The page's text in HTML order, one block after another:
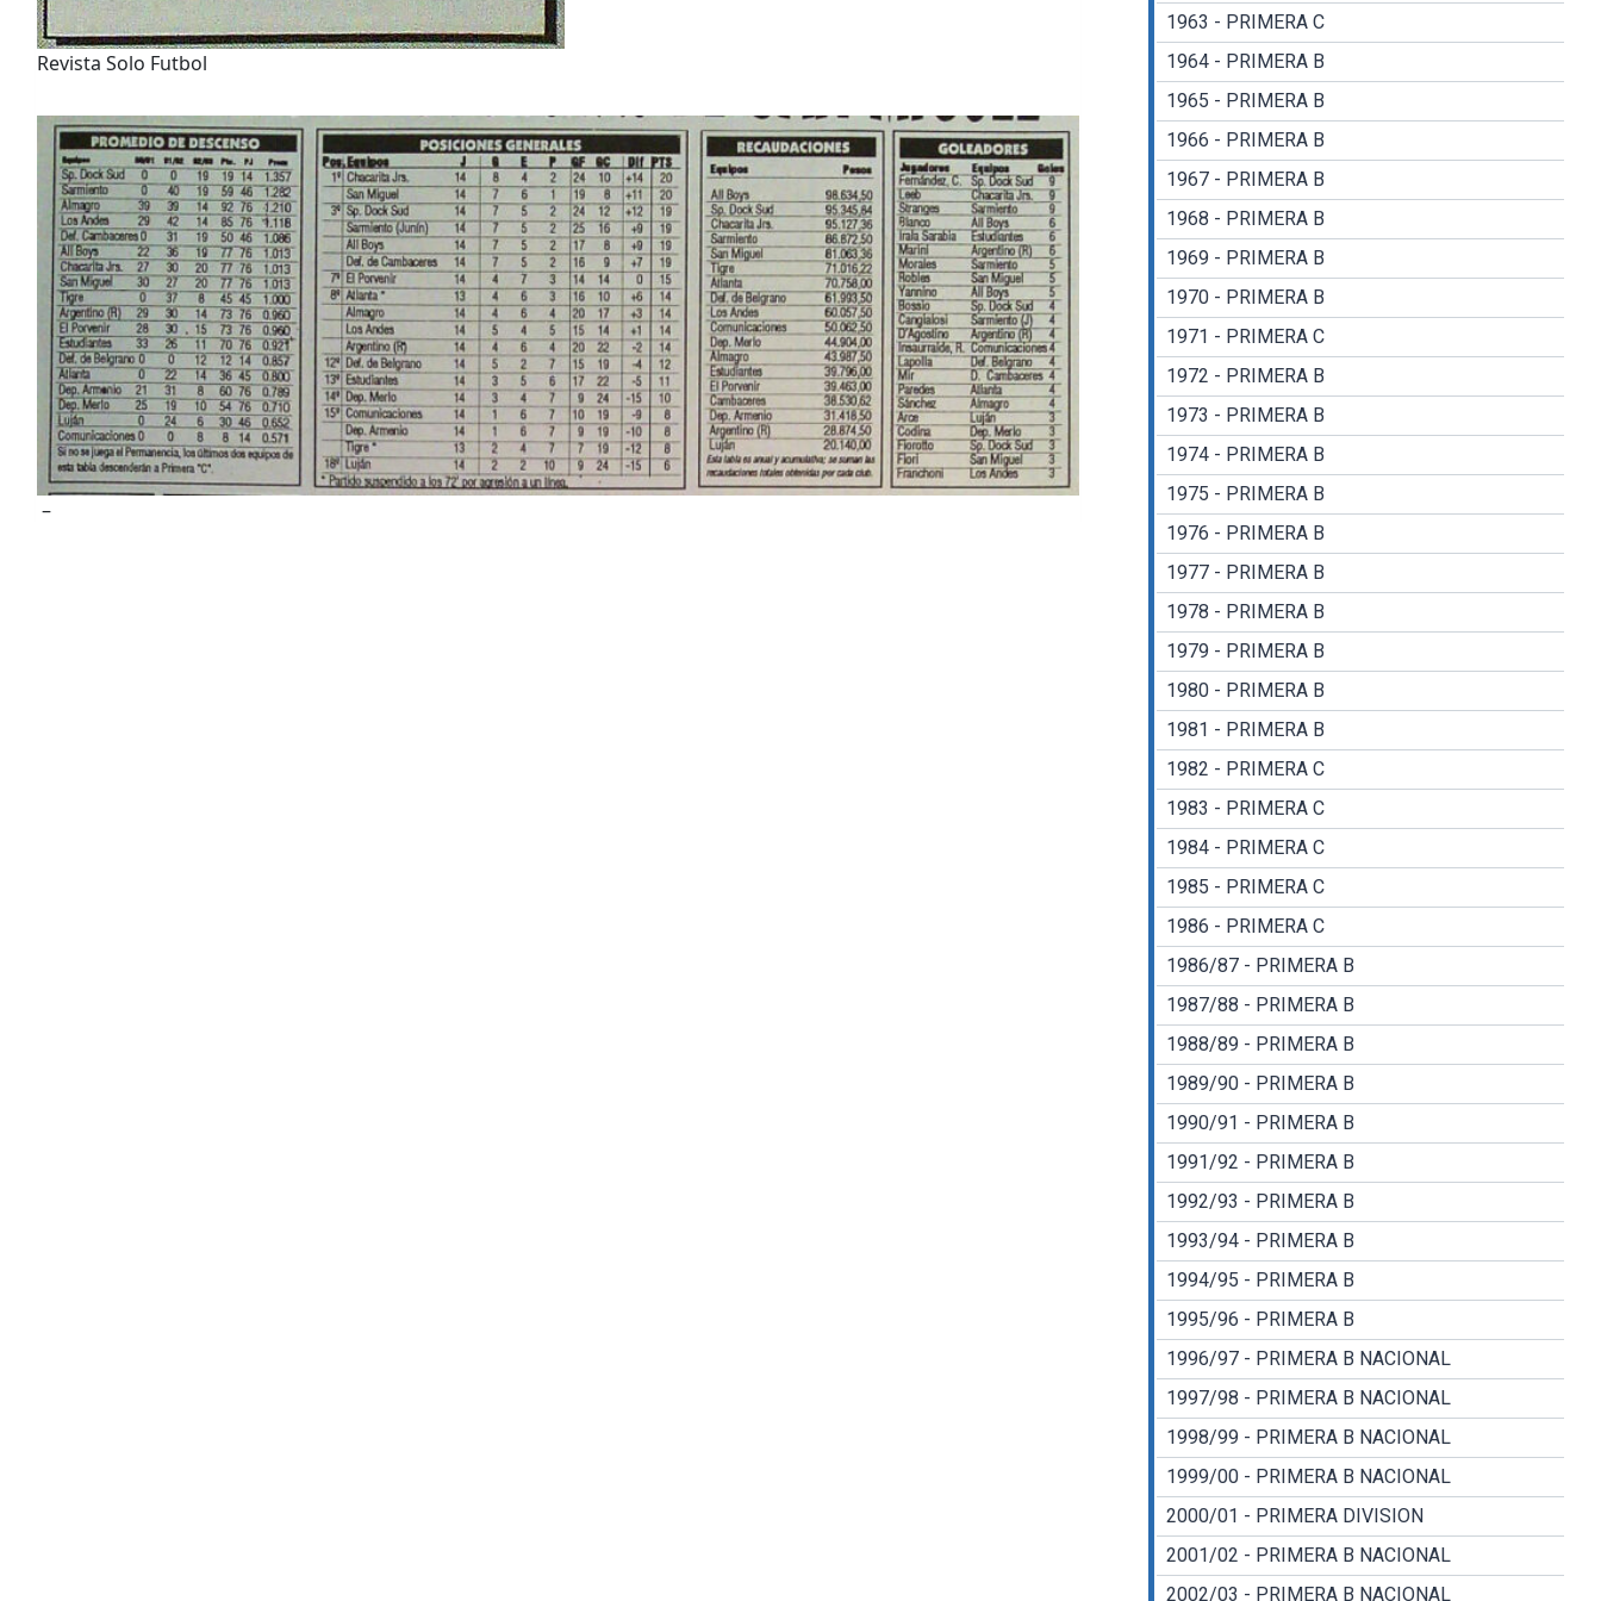
Revista Solo Futbol
–
1963 - PRIMERA C
1964 - PRIMERA B
1965 - PRIMERA B
1966 - PRIMERA B
1967 - PRIMERA B
1968 - PRIMERA B
1969 - PRIMERA B
1970 - PRIMERA B
1971 - PRIMERA C
1972 - PRIMERA B
1973 - PRIMERA B
1974 - PRIMERA B
1975 - PRIMERA B
1976 - PRIMERA B
1977 - PRIMERA B
1978 - PRIMERA B
1979 - PRIMERA B
1980 - PRIMERA B
1981 - PRIMERA B
1982 - PRIMERA C
1983 - PRIMERA C
1984 - PRIMERA C
1985 - PRIMERA C
1986 - PRIMERA C
1986/87 - PRIMERA B
1987/88 - PRIMERA B
1988/89 - PRIMERA B
1989/90 - PRIMERA B
1990/91 - PRIMERA B
1991/92 - PRIMERA B
1992/93 - PRIMERA B
1993/94 - PRIMERA B
1994/95 - PRIMERA B
1995/96 - PRIMERA B
1996/97 - PRIMERA B NACIONAL
1997/98 - PRIMERA B NACIONAL
1998/99 - PRIMERA B NACIONAL
1999/00 - PRIMERA B NACIONAL
2000/01 - PRIMERA DIVISION
2001/02 - PRIMERA B NACIONAL
2002/03 - PRIMERA B NACIONAL